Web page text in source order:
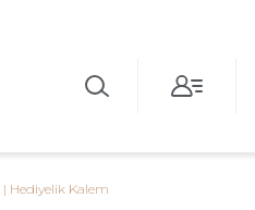
Hediyelik Kalem